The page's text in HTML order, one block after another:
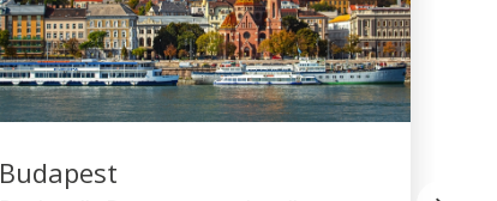
Budapest